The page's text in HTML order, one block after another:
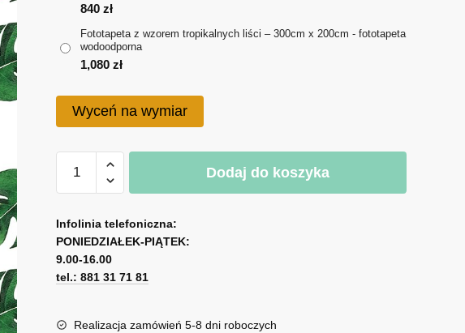
1,080 zł
840 zł
Fototapeta z wzorem tropikalnych liści – 300cm x 200cm - fototapeta
wodoodporna
1,080 zł
Wyceń na wymiar
Fototapeta
wzorem
tropikalnych
liści
Dodaj do koszyka
l
t
e
r
a
Infolinia telefoniczna:
PONIEDZIAŁEK-PIĄTEK:
9.00-16.00
tel.: 881 31 71 81
Realizacja zamówień 5-8 dni roboczych